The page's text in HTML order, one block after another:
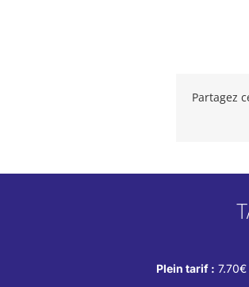
Partagez
Plein tarif : 7.70€